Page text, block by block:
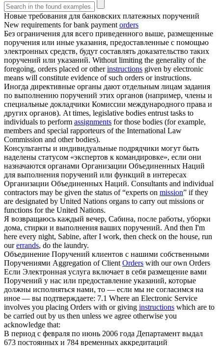
Новые требования для банковских платежных поручений
New requirements for bank paymentorders
Без ограничения для всего приведенного выше, размещенные
поручения или иные указания, предоставленные с помощью
электронных средств, будут составлять доказательство таких
поручений или указаний. Without limiting the generality of the
foregoing, orders placed or otherinstructions given by electronic
means will constitute evidence of such orders or instructions.
Иногда директивные органы дают отдельным лицам задания
по выполнению поручений этих органов (например, члены и
специальные докладчики Комиссии международного права и
других органов). At times, legislative bodies entrust tasks to
individuals to perform assignments for those bodies (for example,
members and special rapporteurs of the International Law
Commission and other bodies).
Консультанты и индивидуальные подрядчики могут быть
наделены статусом «экспертов к командировке», если они
назначаются органами Организации Объединенных Наций
для выполнения поручений или функций в интересах
Организации Объединенных Наций. Consultants and individual
contractors may be given the status of “experts on mission” if they
are designated by United Nations organs to carry out missions or
functions for the United Nations.
Я возвращаюсь каждый вечер, Сабина, после работы, уборки
дома, стирки и выполнения ваших поручений. And then I'm
here every night, Sabine, after I work, then check on the house, run
ourerrands, do the laundry.
Объединение Поручений клиентов с нашими собственными
Поручениями Aggregation of ClientOrders with our own Orders
Если Электронная услуга включает в себя размещение вами
Поручений у нас или предоставление указаний, которые
должны исполняться нами, то — если мы не согласимся на
иное — вы подтверждаете: 7.1 Where an Electronic Service
involves you placing Orders with or giving instructions which are to
be carried out by us then unless we agree otherwise you
acknowledge that:
В период с февраля по июнь 2006 года Департамент выдал
673 постоянных и 784 временных аккредитаций